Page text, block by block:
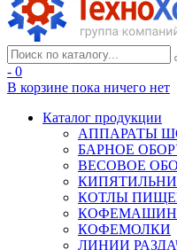
- 0
В корзине пока ничего нет
Каталог продукции
АППАРАТЫ
БАРНОЕ
ВЕСОВОЕ
КОТЛЫ
КОФЕМОЛКИ
ЛИНИИ